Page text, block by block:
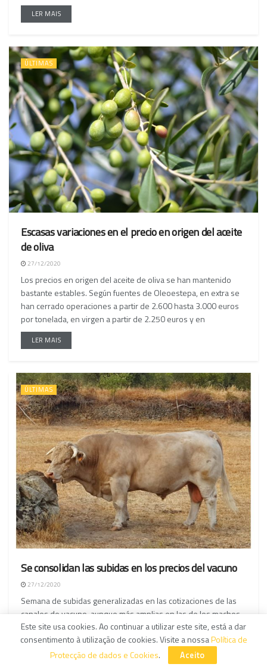
LER MAIS
ÚLTIMAS
Escasas variaciones en el precio en origen del aceite
de oliva
27/12/2020
Los precios en origen del aceite de oliva se han mantenido
bastante estables. Según fuentes de Oleoestepa, en extra se
han cerrado operaciones a partir de 2.600 hasta 3.000 euros
por tonelada, en virgen a partir de 2.250 euros y en
LER MAIS
ÚLTIMAS
Se consolidan las subidas en los precios del vacuno
27/12/2020
Semana de subidas generalizadas en las cotizaciones de las
canales de vacuno, aunque más amplias en las de los machos
que en las hembras, pero con aumentos en la casi totalidad de
lonjas y mercados nacionales.
LER MAIS
Este site usa cookies. Ao continuar a utilizar este site, está a dar
consentimento à utilização de cookies. Visite a nossaPolítica de
Protecção de dados e Cookies. Aceito